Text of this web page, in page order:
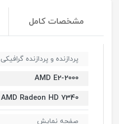
مشخصات کامل
پردازنده و پردازنده گرافیکی
AMD E2-2000
AMD Radeon HD 7340
صفحه نمایش